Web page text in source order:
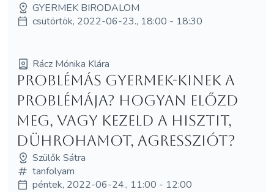
GYERMEK BIRODALOM
csütörtök, 2022-06-23., 18:00 - 18:30
Rácz Mónika Klára
Problémás gyermek-kinek a
problémája? Hogyan előzd
meg, vagy kezeld a hisztit,
dührohamot, agressziót?
Szülők Sátra
tanfolyam
péntek, 2022-06-24., 11:00 - 12:00